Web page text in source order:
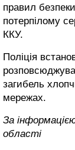
правил
потерпілому
ККУ.
Поліція
загибель
мережах.
За
області